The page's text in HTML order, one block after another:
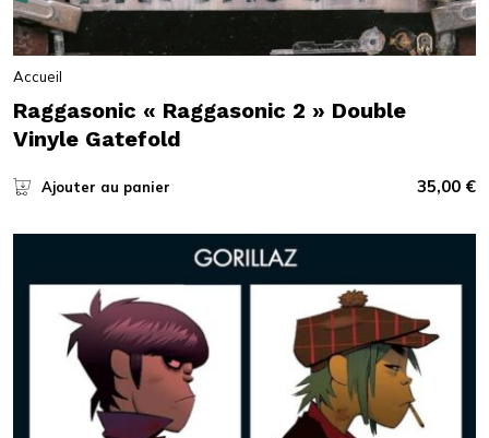
Accueil
Raggasonic « Raggasonic 2 » Double
Vinyle Gatefold
Ajouter au panier 35,00 €